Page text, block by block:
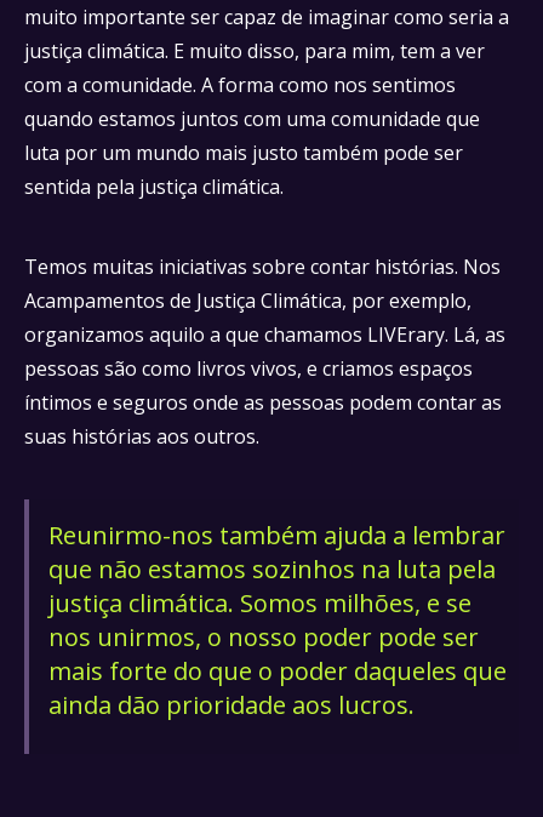
muito importante ser capaz de imaginar como seria a
justiça climática. E muito disso, para mim, tem a ver
com a comunidade. A forma como nos sentimos
quando estamos juntos com uma comunidade que
luta por um mundo mais justo também pode ser
sentida pela justiça climática.
Temos muitas iniciativas sobre contar histórias. Nos
Acampamentos de Justiça Climática, por exemplo,
organizamos aquilo a que chamamos LIVErary. Lá, as
pessoas são como livros vivos, e criamos espaços
íntimos e seguros onde as pessoas podem contar as
suas histórias aos outros.
Reunirmo-nos também ajuda a lembrar
que não estamos sozinhos na luta pela
justiça climática. Somos milhões, e se
nos unirmos, o nosso poder pode ser
mais forte do que o poder daqueles que
ainda dão prioridade aos lucros.